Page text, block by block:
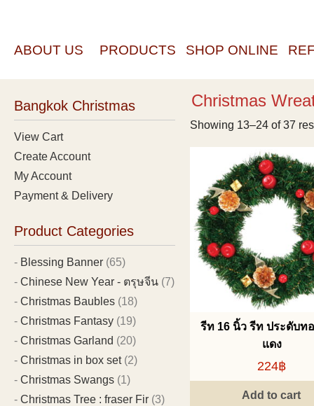
ABOUT US PRODUCTS SHOP ONLINE
Christmas
Showing 13–24 of 37
รีท 16 นิ้ว รีท ประดับท
แดง
224฿
Add to cart
Bangkok Christmas
View Cart
Create Account
My Account
Payment & Delivery
Product Categories
Blessing Banner (65)
Chinese New Year - ตรุษจีน (7)
Christmas Baubles (18)
Christmas Fantasy (19)
Christmas Garland (20)
Christmas in box set (2)
Christmas Swangs (1)
Christmas Tree : fraser Fir (3)